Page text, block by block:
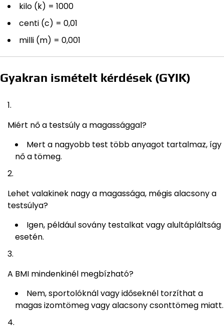
kilo (k) = 1000
centi (c) = 0,01
milli (m) = 0,001
Gyakran ismételt kérdések (GYIK)
Miért nő a testsúly a magassággal?
Mert a nagyobb test több anyagot tartalmaz, így
nő a tömeg.
Lehet valakinek nagy a magassága, mégis alacsony a
testsúlya?
Igen, például sovány testalkat vagy alultápláltság
esetén.
A BMI mindenkinél megbízható?
Nem, sportolóknál vagy időseknél torzíthat a
magas izomtömeg vagy alacsony csonttömeg miatt.